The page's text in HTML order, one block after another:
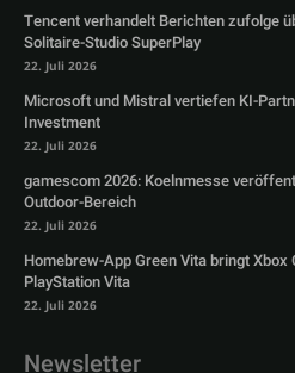
Tencent verhandelt Berichten zufolge
Solitaire-Studio SuperPlay
22. Juli 2026
Microsoft und Mistral vertiefen KI-
Investment
22. Juli 2026
gamescom 2026: Koelnmesse
Outdoor-Bereich
22. Juli 2026
Homebrew-App Green Vita bringt Xbox
PlayStation Vita
22. Juli 2026
Newsletter